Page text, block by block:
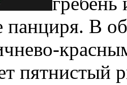
панциря. В
пятнистый